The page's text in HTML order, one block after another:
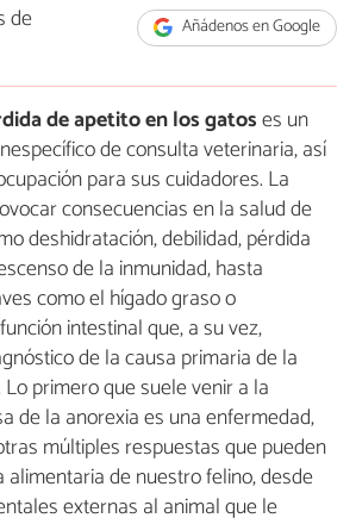
Añádenos en Google
de
de apetito en los gatoses un
de consulta veterinaria, así
para sus cuidadores. La
consecuencias en la salud de
deshidratación, debilidad, pérdida
de la inmunidad, hasta
como el hígado graso o
intestinal que, a su vez,
de la causa primaria de la
primero que suele venir a la
de la anorexia es una enfermedad,
múltiples respuestas que pueden
de nuestro felino, desde
externas al animal que le